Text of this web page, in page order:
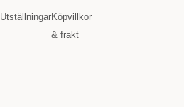
UtställningarKöpvillkor
& frakt